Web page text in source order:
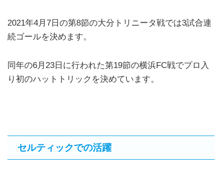
2021年4月7日の第8節の大分トリニータ戦では3試合連
続ゴールを決めます。
同年の6月23日に行われた第19節の横浜FC戦でプロ入
り初のハットトリックを決めています。
セルティックでの活躍